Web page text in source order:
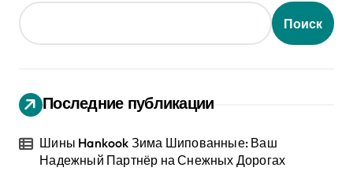
Поиск
Последние публикации
Шины Hankook Зима Шипованные: Ваш
Надежный Партнёр на Снежных Дорогах